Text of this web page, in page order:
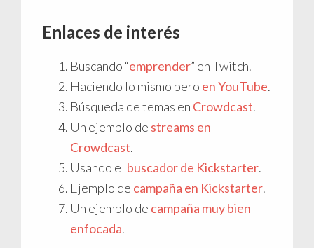
Enlaces de interés
Buscando “emprender” en Twitch.
Haciendo lo mismo pero en YouTube.
Búsqueda de temas en Crowdcast.
Un ejemplo de streams en
Crowdcast.
Usando el buscador de Kickstarter.
Ejemplo de campaña en Kickstarter.
Un ejemplo de campaña muy bien
enfocada.